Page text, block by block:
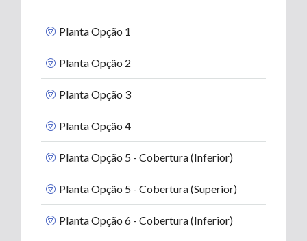
Planta Opção 1
Planta Opção 2
Planta Opção 3
Planta Opção 4
Planta Opção 5 - Cobertura (Inferior)
Planta Opção 5 - Cobertura (Superior)
Planta Opção 6 - Cobertura (Inferior)